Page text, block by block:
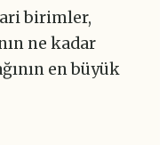
birimler,
ne kadar
en büyük